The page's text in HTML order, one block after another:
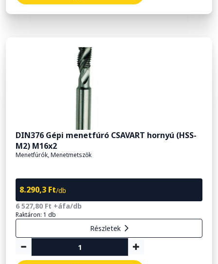
DIN376 Gépi menetfúró CSAVART hornyú (HSS-
M2) M16x2
Menetfúrók, Menetmetszők
8.290,3 Ft/db
6 527,80 Ft +áfa/db
Raktáron: 1 db
Részletek